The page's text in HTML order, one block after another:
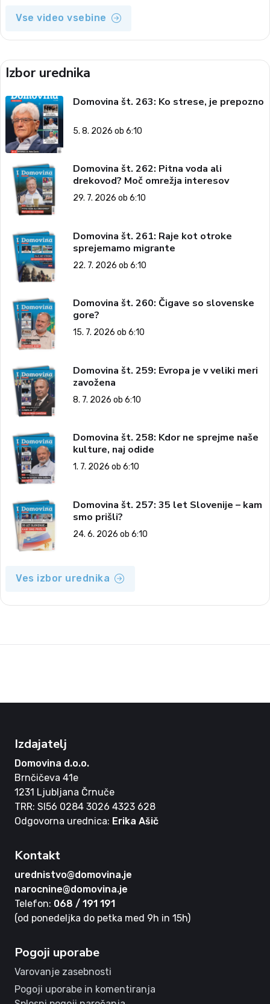
Vse video vsebine
Izbor urednika
Domovina št. 263: Ko strese, je prepozno
5. 8. 2026 ob 6:10
Domovina št. 262: Pitna voda ali
drekovod? Moč omrežja interesov
29. 7. 2026 ob 6:10
Domovina št. 261: Raje kot otroke
sprejemamo migrante
22. 7. 2026 ob 6:10
Domovina št. 260: Čigave so slovenske
gore?
15. 7. 2026 ob 6:10
Domovina št. 259: Evropa je v veliki meri
zavožena
8. 7. 2026 ob 6:10
Domovina št. 258: Kdor ne sprejme naše
kulture, naj odide
1. 7. 2026 ob 6:10
Domovina št. 257: 35 let Slovenije – kam
smo prišli?
24. 6. 2026 ob 6:10
Ves izbor urednika
Izdajatelj
Domovina d.o.o.
Brnčičeva 41e
1231 Ljubljana Črnuče
TRR: SI56 0284 3026 4323 628
Odgovorna urednica: Erika Ašič
Kontakt
urednistvo@domovina.je
narocnine@domovina.je
Telefon: 068 / 191 191
(od ponedeljka do petka med 9h in 15h)
Pogoji uporabe
Varovanje zasebnosti
Pogoji uporabe in komentiranja